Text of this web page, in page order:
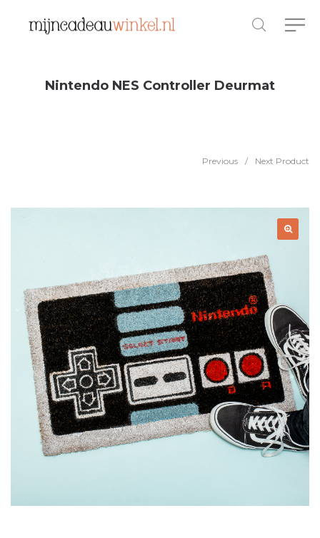
Nintendo NES Controller Deurmat
Previous / Next Product